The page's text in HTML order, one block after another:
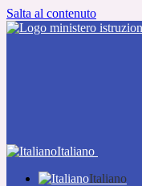
Salta al contenuto
Italiano
Italiano